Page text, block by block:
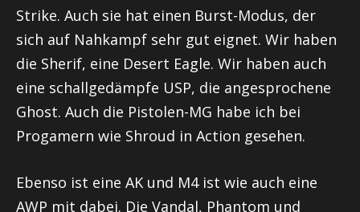
Strike. Auch sie hat einen Burst-Modus, der
sich auf Nahkampf sehr gut eignet. Wir haben
die Sherif, eine Desert Eagle. Wir haben auch
eine schallgedämpfe USP, die angesprochene
Ghost. Auch die Pistolen-MG habe ich bei
Progamern wie Shroud in Action gesehen.
Ebenso ist eine AK und M4 ist wie auch eine
AWP mit dabei. Die Vandal, Phantom und